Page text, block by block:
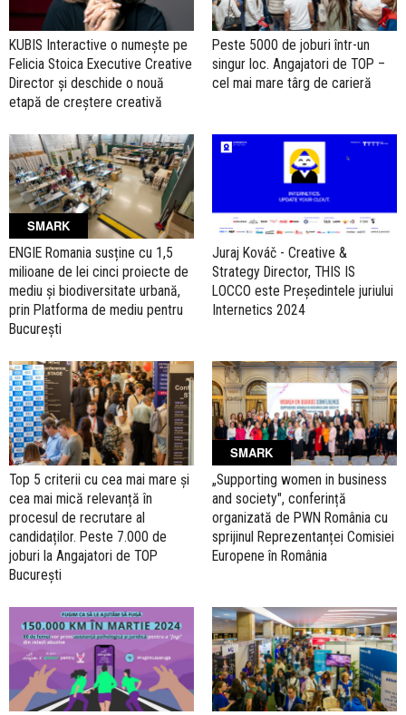
KUBIS Interactive o numește pe
Felicia Stoica Executive Creative
Director și deschide o nouă
etapă de creștere creativă
Peste 5000 de joburi într-un
singur loc. Angajatori de TOP –
cel mai mare târg de carieră
SMARK
ENGIE Romania susține cu 1,5
milioane de lei cinci proiecte de
mediu și biodiversitate urbană,
prin Platforma de mediu pentru
București
Juraj Kováč - Creative &
Strategy Director, THIS IS
LOCCO este Președintele juriului
Internetics 2024
Top 5 criterii cu cea mai mare și
cea mai mică relevanță în
procesul de recrutare al
candidaților. Peste 7.000 de
joburi la Angajatori de TOP
București
SMARK
„Supporting women in business
and society", conferință
organizată de PWN România cu
sprijinul Reprezentanței Comisiei
Europene în România